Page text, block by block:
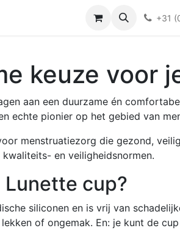
Kieswijzer nacht- en+31
keuze voor
aan een duurzame én
echte pionier op het gebied van
menstruatiezorg die gezond,
en veiligheidsnormen.
Lunette cup?
siliconen en is vrij van
of ongemak. En: je kunt de